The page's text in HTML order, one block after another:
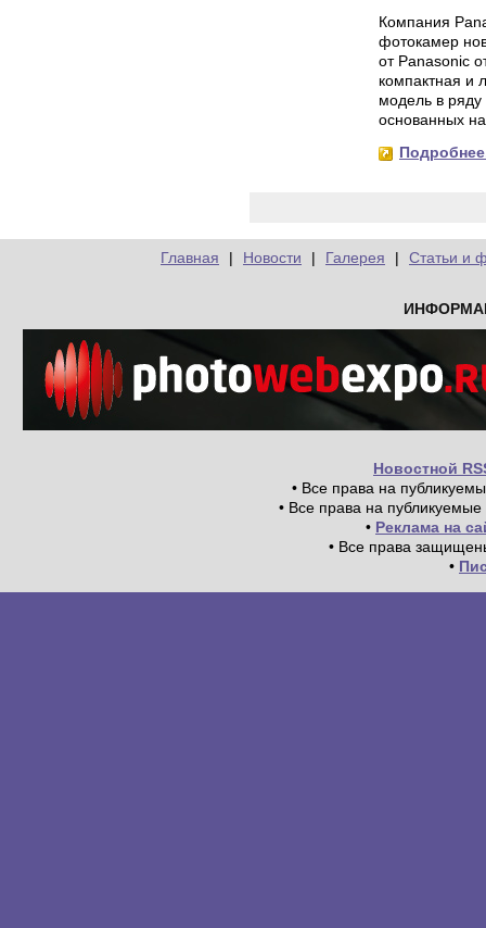
Компания
фотокамер
от Panasonic
компактная и
модель в
основанных
Главная | Новости | Галерея | Статьи и
Новостной
• Все права на
• Все права на
• Реклама на
• Все права
•